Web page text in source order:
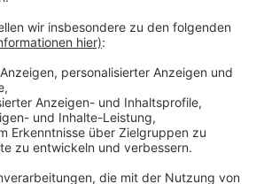
- oder anders gesagt: Morgens ein
und später ein Törchen
in Katar ist die absurdeste aller
gefühlt nur hin, wer unbedingt
unserer größten WM- und
sich das Ganze mit uns aus der
eine eigene Chatgruppe
den Namen "Drei Ecken, ein Elfer".